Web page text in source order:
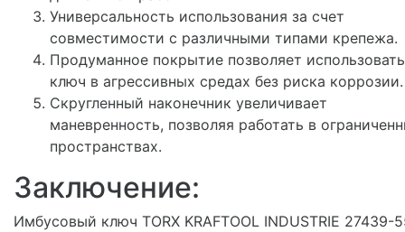
Универсальность использования за счет
совместимости с различными типами крепежа.
Продуманное покрытие позволяет использовать
ключ в агрессивных средах без риска коррозии.
Скругленный наконечник увеличивает
маневренность, позволяя работать в
пространствах.
Заключение:
Имбусовый ключ TORX KRAFTOOL INDUSTRIE 27439-